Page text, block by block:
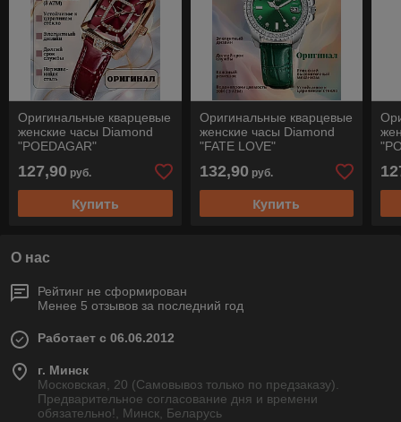
Оригинальные кварцевые
женские часы Diamond
"POEDAGAR"
127,90 руб.
Купить
Оригинальные кварцевые
женские часы Diamond
"FATE LOVE"
132,90 руб.
Купить
О нас
Рейтинг не сформирован
Менее 5 отзывов за последний год
Работает с 06.06.2012
г. Минск
Московская, 20 (Самовывоз только по предзаказу).
Предварительное согласование дня и времени
обязательно!, Минск, Беларусь